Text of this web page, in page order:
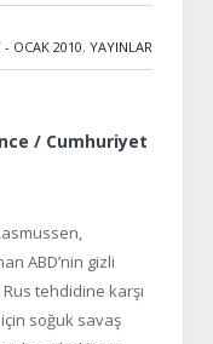
- OCAK 2010, YAYINLAR
/ Cumhuriyet
ABD’nin gizli
tehdidine karşı
soğuk savaş